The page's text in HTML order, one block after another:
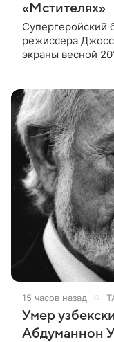
«Мстителях»
Супергеройский
режиссера
экраны весной
15 часов назад
Умер
Абдуманнон